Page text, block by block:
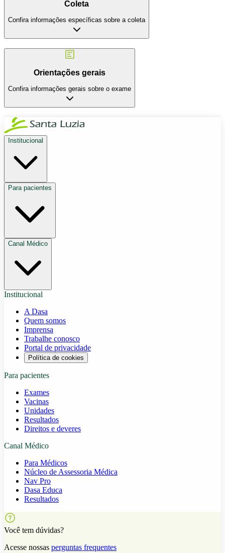
Coleta
Confira informações específicas sobre a coleta
Orientações gerais
Confira informações gerais sobre o exame
Institucional
Para pacientes
Canal Médico
Institucional
A Dasa
Quem somos
Imprensa
Trabalhe conosco
Portal de privacidade
Política de cookies
Para pacientes
Exames
Vacinas
Unidades
Resultados
Direitos e deveres
Canal Médico
Para Médicos
Núcleo de Assessoria Médica
Nav Pro
Dasa Educa
Resultados
Você tem dúvidas?
Acesse nossas perguntas frequentes